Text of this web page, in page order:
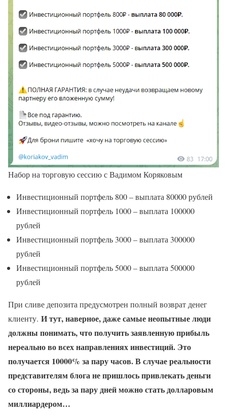
Набор на торговую сессию с Вадимом Коряковым
Инвестиционный портфель 800 – выплата 80000 рублей
Инвестиционный портфель 1000 – выплата 100000
рублей
Инвестиционный портфель 3000 – выплата 300000
рублей
Инвестиционный портфель 5000 – выплата 500000
рублей
При сливе депозита предусмотрен полный возврат денег
клиенту. И тут, наверное, даже самые неопытные люди
должны понимать, что получить заявленную прибыль
нереально во всех направлениях инвестиций. Это
получается 10000% за пару часов. В случае реальности
представителям блога не пришлось привлекать деньги
со стороны, ведь за пару дней можно стать долларовым
миллиардером…